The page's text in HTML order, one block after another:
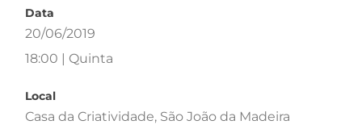
Data
20/06/2019
18:00 | Quinta
Local
Casa da Criatividade, São João da Madeira